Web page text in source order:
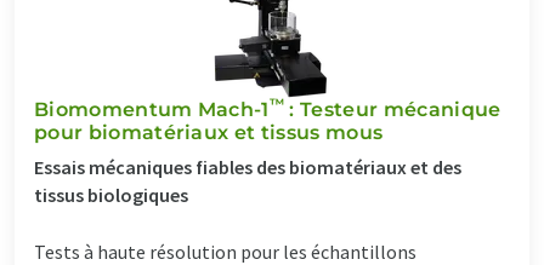
Biomomentum Mach-1™ : Testeur mécanique
pour biomatériaux et tissus mous
Essais mécaniques fiables des biomatériaux et des
tissus biologiques
Tests à haute résolution pour les échantillons